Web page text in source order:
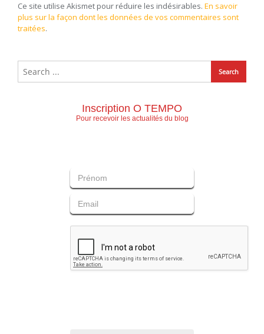
Ce site utilise Akismet pour réduire les indésirables. En savoir
plus sur la façon dont les données de vos commentaires sont
traitées.
Inscription O TEMPO
Pour recevoir les actualités du blog